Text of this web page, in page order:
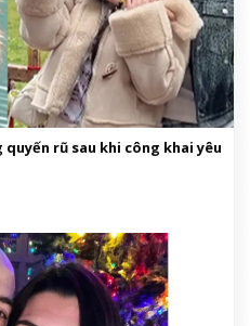
quyến rũ sau khi công khai yêu